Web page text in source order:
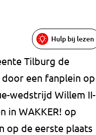
Hulp bij lezen
Tilburg de
een fanplein op
wedstrijd Willem II-
in WAKKER! op
op de eerste plaats